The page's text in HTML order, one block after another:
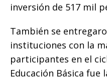
inversión de 517 mil
También se
instituciones con la
participantes en el
Educación Básica fue